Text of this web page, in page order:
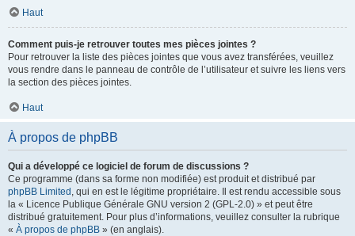
Haut
Comment puis-je retrouver toutes mes pièces jointes ?
Pour retrouver la liste des pièces jointes que vous avez transférées, veuillez
vous rendre dans le panneau de contrôle de l’utilisateur et suivre les liens vers
la section des pièces jointes.
Haut
À propos de phpBB
Qui a développé ce logiciel de forum de discussions ?
Ce programme (dans sa forme non modifiée) est produit et distribué par
phpBB Limited , qui en est le légitime propriétaire. Il est rendu accessible sous
la « Licence Publique Générale GNU version 2 (GPL-2.0) » et peut être
distribué gratuitement. Pour plus d’informations, veuillez consulter la rubrique
« À propos de phpBB » (en anglais).